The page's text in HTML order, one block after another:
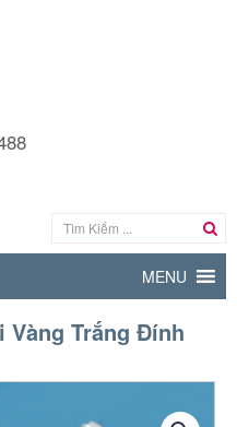
MENU
Vàng Trắng Đính